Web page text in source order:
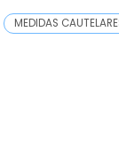
MEDIDAS